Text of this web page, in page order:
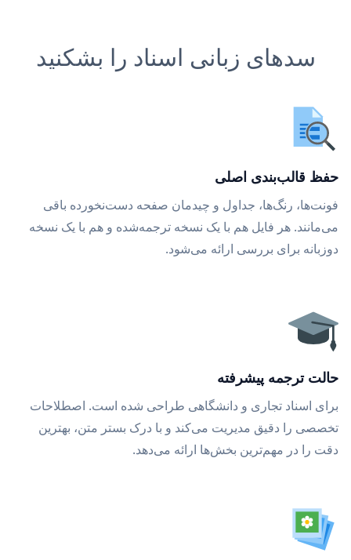
سدهای زبانی اسناد را بشکنید
حفظ قالب‌بندی اصلی
فونت‌ها، رنگ‌ها، جداول و چیدمان صفحه دست‌نخورده باقی
می‌مانند. هر فایل هم با یک نسخه ترجمه‌شده و هم با یک نسخه
دوزبانه برای بررسی ارائه می‌شود.
حالت ترجمه پیشرفته
برای اسناد تجاری و دانشگاهی طراحی شده است. اصطلاحات
تخصصی را دقیق مدیریت می‌کند و با درک بستر متن، بهترین
دقت را در مهم‌ترین بخش‌ها ارائه می‌دهد.